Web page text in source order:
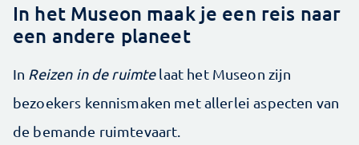
In het Museon maak je een reis naar
een andere planeet
In Reizen in de ruimtelaat het Museon zijn
bezoekers kennismaken met allerlei aspecten van
de bemande ruimtevaart.